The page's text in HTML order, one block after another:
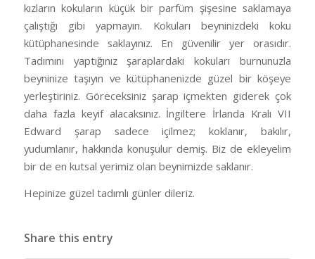
kızların kokuların küçük bir parfüm şişesine saklamaya
çalıştığı gibi yapmayın. Kokuları beyninizdeki koku
kütüphanesinde saklayınız. En güvenilir yer orasıdır.
Tadımını yaptığınız şaraplardaki kokuları burnunuzla
beyninize taşıyın ve kütüphanenizde güzel bir köşeye
yerleştiriniz. Göreceksiniz şarap içmekten giderek çok
daha fazla keyif alacaksınız. İngiltere İrlanda Kralı VII
Edward şarap sadece içilmez; koklanır, bakılır,
yudumlanır, hakkında konuşulur demiş. Biz de ekleyelim
bir de en kutsal yerimiz olan beynimizde saklanır.
Hepinize güzel tadımlı günler dileriz.
Share this entry